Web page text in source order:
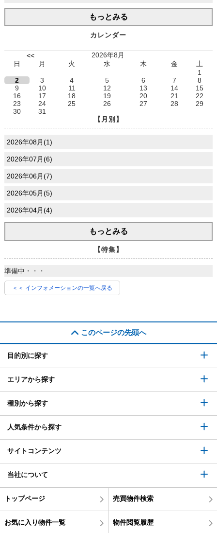
もっとみる
カレンダー
<<
2026年8月
日
月 火 水 木 金
土
1
2
3 4 5 6 7
8
9
10 11 12 13 14
15
16
17 18 19 20 21
22
23
24 25 26 27 28
29
30
31
【月別】
2026年08月(1)
2026年07月(6)
2026年06月(7)
2026年05月(5)
2026年04月(4)
もっとみる
【特集】
準備中・・・
＜＜ インフォメーションの一覧へ戻る
このページの先頭へ
目的別に探す
エリアから探す
種別から探す
人気条件から探す
サイトコンテンツ
当社について
トップページ 売買物件検索
お気に入り物件一覧 物件閲覧履歴